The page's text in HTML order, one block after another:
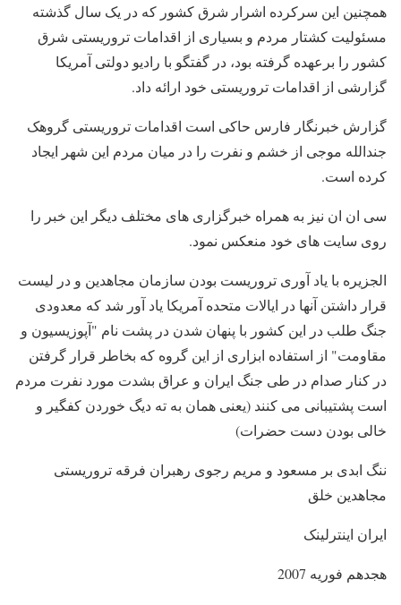
همچنین این سرکرده اشرار شرق کشور که در یک سال گذشته
مسئولیت کشتار مردم و بسیاری از اقدامات تروریستی شرق
کشور را برعهده گرفته بود، در گفتگو با رادیو دولتی آمریکا
گزارشی از اقدامات تروریستی خود ارائه داد.
گزارش خبرنگار فارس حاکی است اقدامات تروریستی گروهک
جندالله موجی از خشم و نفرت را در میان مردم این شهر ایجاد
کرده است.
سی ان ان نیز به همراه خبرگزاری های مختلف دیگر این خبر را
روی سایت های خود منعکس نمود.
الجزیره با یاد آوری تروریست بودن سازمان مجاهدین و در لیست
قرار داشتن آنها در ایالات متحده آمریکا یاد آور شد که معدودی
جنگ طلب در این کشور با پنهان شدن در پشت نام "آپوزیسیون و
مقاومت" از استفاده ابزاری از این گروه که بخاطر قرار گرفتن
در کنار صدام در طی جنگ ایران و عراق بشدت مورد نفرت مردم
است پشتیبانی می کنند (یعنی همان به ته دیگ خوردن کفگیر و
خالی بودن دست حضرات)
ننگ ابدی بر مسعود و مریم رجوی رهبران فرقه تروریستی
مجاهدین خلق
ایران اینترلینک
هجدهم فوریه 2007